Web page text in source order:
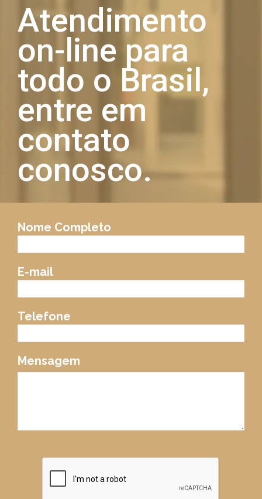
Atendimento
on-line para
todo o Brasil,
entre em
contato
conosco.
Nome Completo
E-mail
Telefone
Mensagem